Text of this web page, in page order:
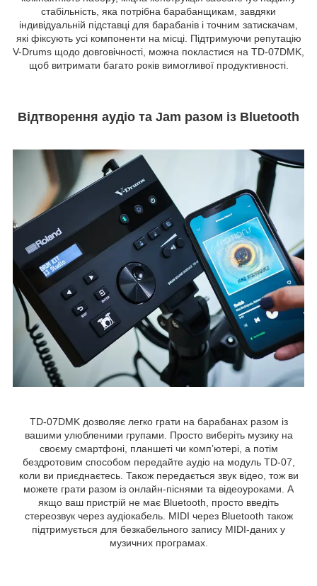
стабільність, яка потрібна барабанщикам, завдяки
індивідуальній підставці для барабанів і точним затискачам,
які фіксують усі компоненти на місці. Підтримуючи репутацію
V-Drums щодо довговічності, можна покластися на TD-07DMK,
щоб витримати багато років вимогливої ​​продуктивності.
Відтворення аудіо та Jam разом із Bluetooth
TD-07DMK дозволяє легко грати на барабанах разом із
вашими улюбленими групами. Просто виберіть музику на
своєму смартфоні, планшеті чи комп’ютері, а потім
бездротовим способом передайте аудіо на модуль TD-07,
коли ви приєднаєтесь. Також передається звук відео, тож ви
можете грати разом із онлайн-піснями та відеоуроками. А
якщо ваш пристрій не має Bluetooth, просто введіть
стереозвук через аудіокабель. MIDI через Bluetooth також
підтримується для безкабельного запису MIDI-даних у
музичних програмах.